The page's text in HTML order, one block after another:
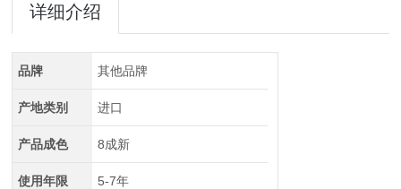
详细介绍
品牌 其他品牌
产地类别 进口
产品成色 8成新
使用年限 5-7年